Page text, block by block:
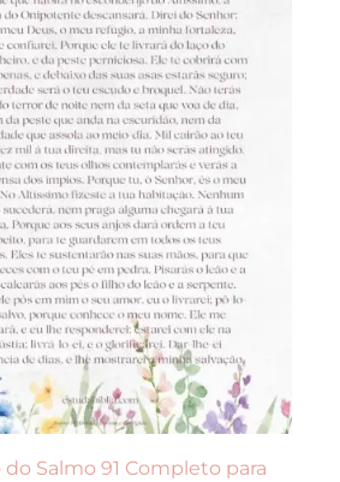
do Salmo 91 Completo para